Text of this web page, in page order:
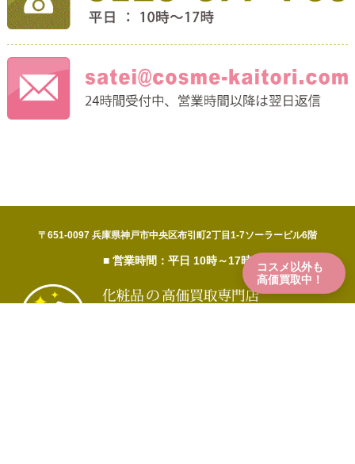
〒651-0097 兵庫県神戸市中央区布引町2丁目1-7ソーラービル6階
■ 営業時間：平日 10時～17時
コスメ以外も
高価買取中！